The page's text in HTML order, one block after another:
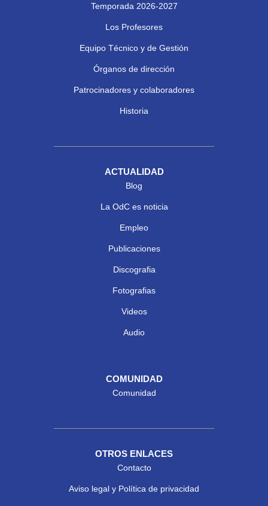
Temporada 2026-2027
Los Profesores
Equipo Técnico y de Gestión
Órganos de dirección
Patrocinadores y colaboradores
Historia
ACTUALIDAD
Blog
La OdC es noticia
Empleo
Publicaciones
Discografia
Fotografias
Videos
Audio
COMUNIDAD
Comunidad
OTROS ENLACES
Contacto
Aviso legal y Política de privacidad